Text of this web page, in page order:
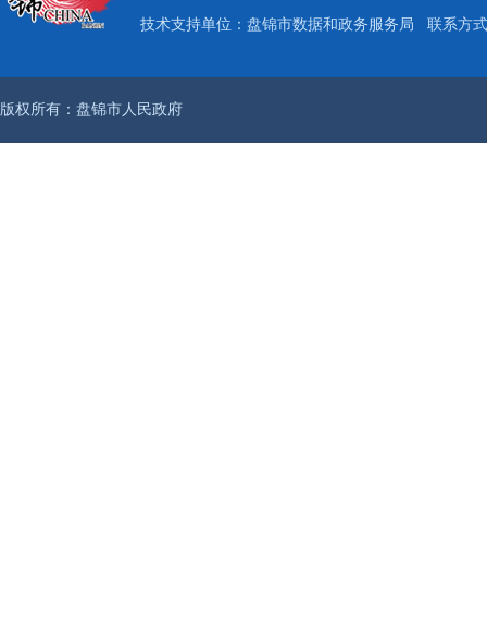
技术支持单位：盘锦市数据和政务服务局 联系方
版权所有：盘锦市人民政府